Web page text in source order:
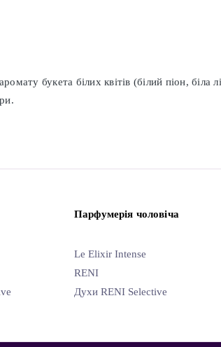
букета білих квітів (білий піон, біла
Парфумерія чоловіча
Le Elixir Intense
RENI
Духи RENI Selective